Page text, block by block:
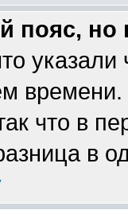
пояс,
указали
что в
в